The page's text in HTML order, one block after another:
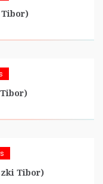
Tibor)